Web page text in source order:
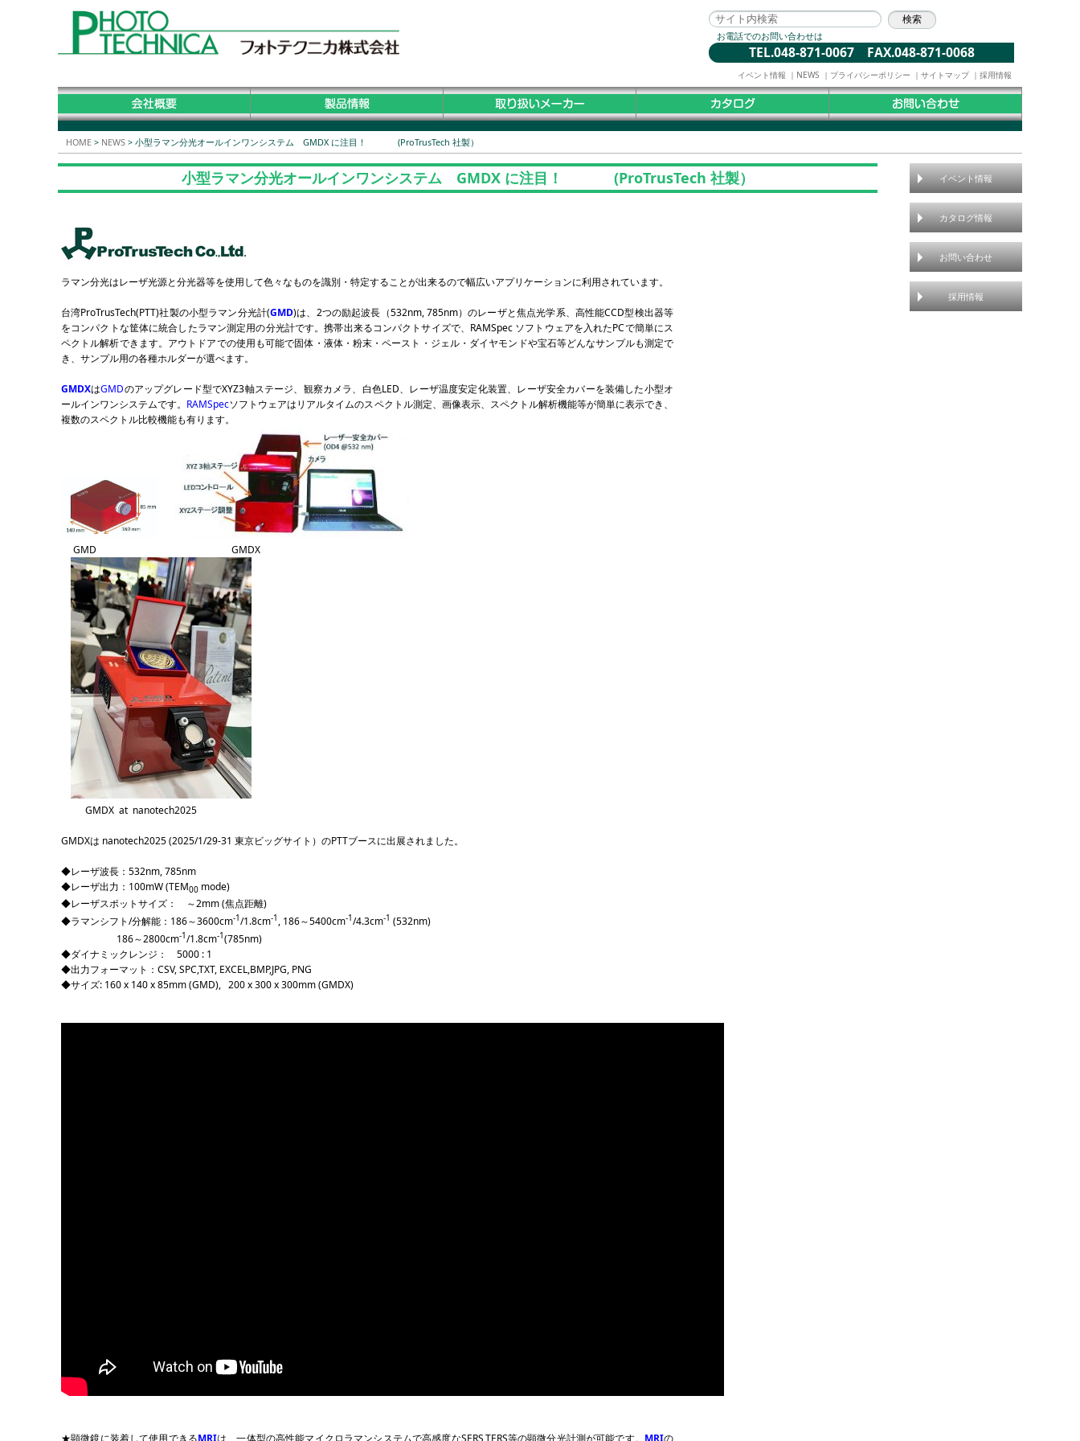
お電話でのお問い合わせは
TEL.048-871-0067 FAX.048-871-0068
イベント情報 ｜ NEWS ｜ プライバシーポリシー ｜ サイトマップ ｜ 採用情報
HOME > NEWS > 小型ラマン分光オールインワンシステム GMDX に注目！ (ProTrusTech 社製）
小型ラマン分光オールインワンシステム GMDX に注目！ (ProTrusTech 社製）
ラマン分光はレーザ光源と分光器等を使用して色々なものを識別・特定することが出来るので幅広いアプリケーションに利用されています。
台湾ProTrusTech(PTT)社製の小型ラマン分光計(GMD)は、2つの励起波長（532nm, 785nm）のレーザと焦点光学系、高性能CCD型検出器等
をコンパクトな筐体に統合したラマン測定用の分光計です。携帯出来るコンパクトサイズで、RAMSpec ソフトウェアを入れたPCで簡単にス
ペクトル解析できます。アウトドアでの使用も可能で固体・液体・粉末・ペースト・ジェル・ダイヤモンドや宝石等どんなサンプルも測定で
き、サンプル用の各種ホルダーが選べます。
GMDXはGMDのアップグレード型でXYZ3軸ステージ、観察カメラ、白色LED、レーザ温度安定化装置、レーザ安全カバーを装備した小型オ
ールインワンシステムです。 RAMSpecソフトウェアはリアルタイムのスペクトル測定、画像表示、スペクトル解析機能等が簡単に表示でき、
複数のスペクトル比較機能も有ります。
GMD GMDX
GMDX at nanotech2025
GMDXは nanotech2025 (2025/1/29-31 東京ビッグサイト）のPTTブースに出展されました。
◆レーザ波長：532nm, 785nm
◆レーザ出力：100mW (TEM00 mode)
◆レーザスポットサイズ： ～2mm (焦点距離)
◆ラマンシフト/分解能：186～3600cm-1/1.8cm-1 , 186～5400cm-1/4.3cm-1 (532nm)
186～2800cm-1/1.8cm-1(785nm)
◆ダイナミックレンジ： 5000 : 1
◆出力フォーマット：CSV, SPC,TXT, EXCEL,BMP,JPG, PNG
◆サイズ: 160 x 140 x 85mm (GMD), 200 x 300 x 300mm (GMDX)
イベント情報
カタログ情報
お問い合わせ
採用情報